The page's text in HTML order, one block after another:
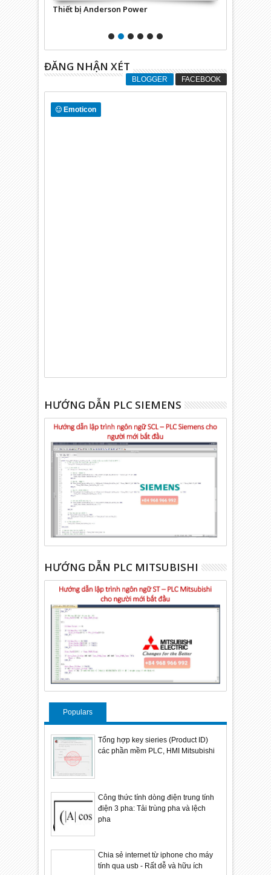
Thiết bị Anderson Power
ĐĂNG NHẬN XÉT
BLOGGER FACEBOOK
Emoticon
HƯỚNG DẪN PLC SIEMENS
HƯỚNG DẪN PLC MITSUBISHI
Populars
Tổng hợp key sieries (Product ID)
các phần mềm PLC, HMI Mitsubishi
Công thức tính dòng điện trung tính
điện 3 pha: Tải trùng pha và lệch
pha
Chia sẻ internet từ iphone cho máy
tính qua usb - Rất dễ và hữu ích